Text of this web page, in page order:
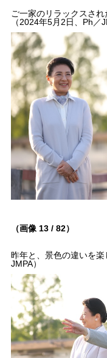
ご一家のリラックスさ
（2024年5月2日、Ph／
（画像 13 / 82）
昨年と、景色の違いを
JMPA）